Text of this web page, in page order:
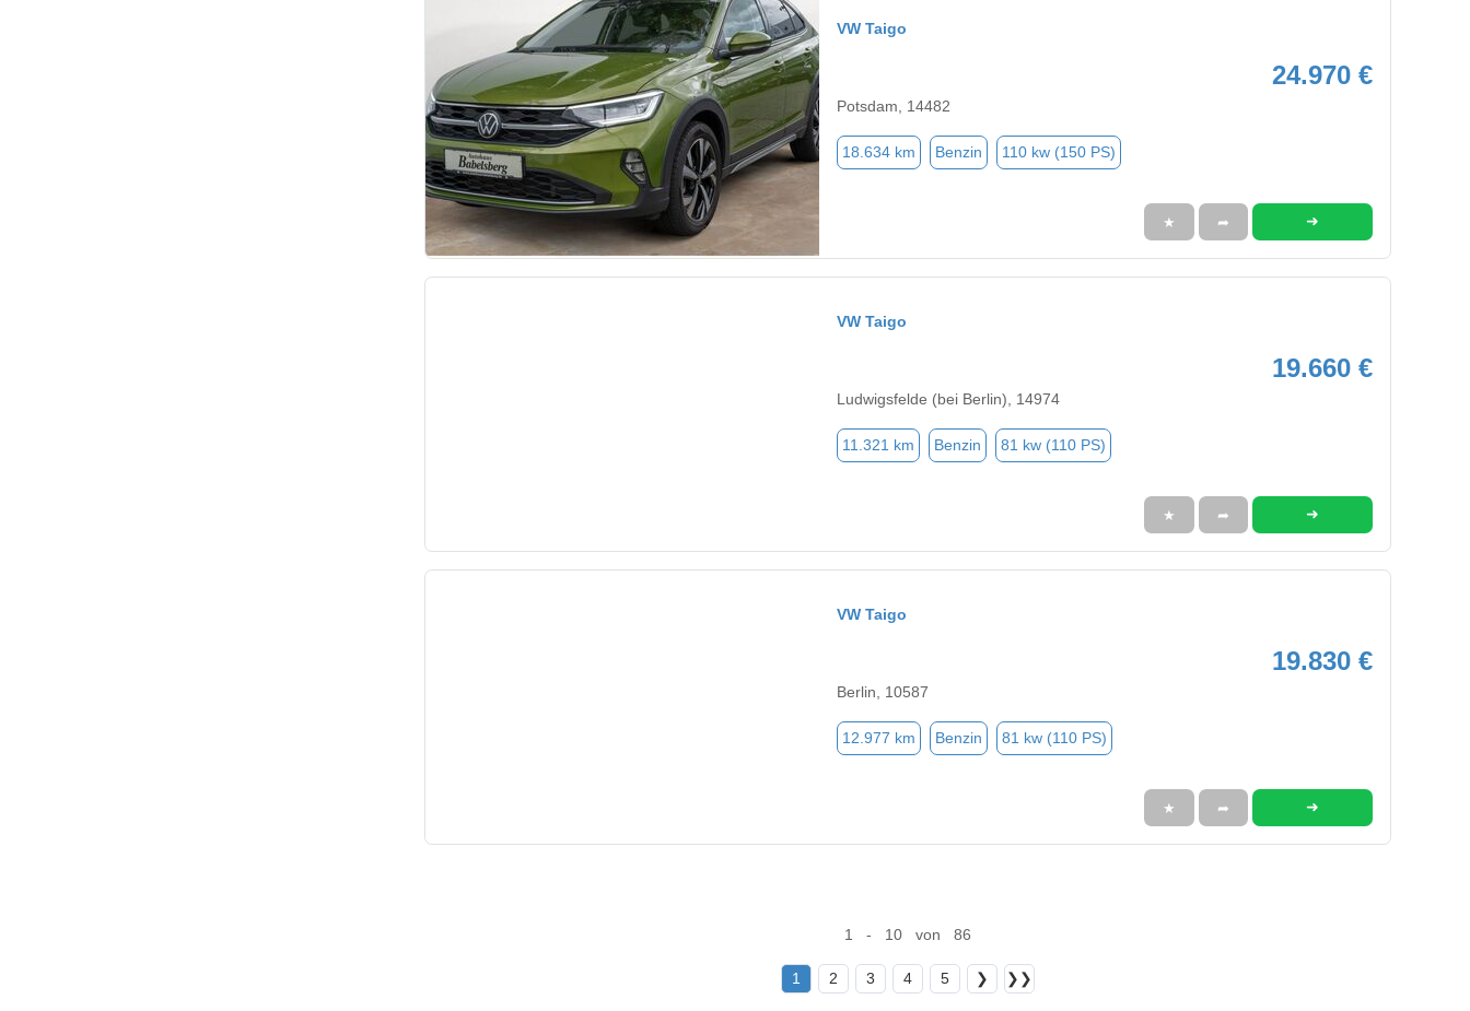
VW Taigo
24.970 €
Potsdam, 14482
18.634 km Benzin 110 kw (150 PS)
★ ➦ ➜
VW Taigo
19.660 €
Ludwigsfelde (bei Berlin), 14974
11.321 km Benzin 81 kw (110 PS)
★ ➦ ➜
VW Taigo
19.830 €
Berlin, 10587
12.977 km Benzin 81 kw (110 PS)
★ ➦ ➜
1 - 10 von 86
1 2 3 4 5 ❯ ❯❯